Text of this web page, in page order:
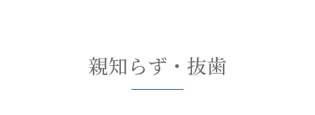
親知らず・抜歯